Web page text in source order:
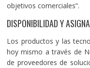
objetivos comerciales”.
DISPONIBILIDAD Y
Los productos y las
hoy mismo a través de
de proveedores de